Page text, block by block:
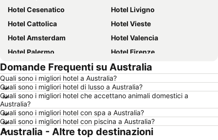
Hotel Cesenatico
Hotel Livigno
Hotel Cattolica
Hotel Vieste
Hotel Amsterdam
Hotel Valencia
Hotel Palermo
Hotel Firenze
Hotel Sharm el-Sheikh
Hotel Caorle
Hotel Milano
Hotel Bellaria-Igea Marina
Hotel Milano Marittima
Hotel Venezia
Hotel New York
Hotel Alghero
Hotel Vienna
Hotel Isola d'Ischia
Hotel Calabria
Hotel Italia
Domande Frequenti su Australia
Quali sono i migliori hotel a Australia?
Quali sono i migliori hotel di lusso a Australia?
Quali sono i migliori hotel che accettano animali domestici a
Australia?
Quali sono i migliori hotel con spa a Australia?
Quali sono i migliori hotel con piscina a Australia?
Australia - Altre top destinazioni